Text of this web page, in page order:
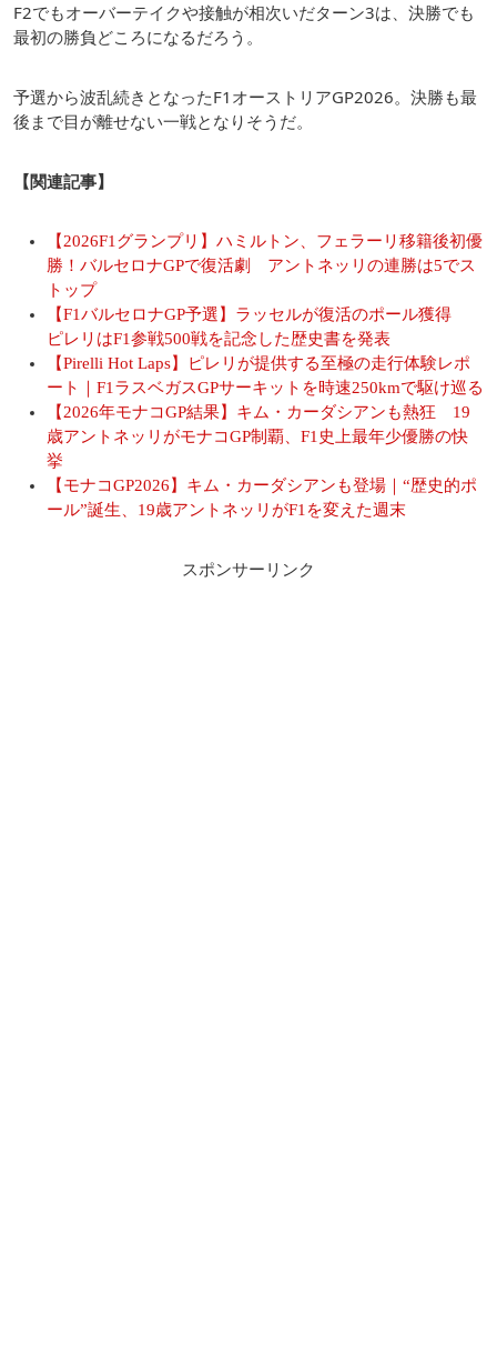
F2でもオーバーテイクや接触が相次いだターン3は、決勝でも
最初の勝負どころになるだろう。
予選から波乱続きとなったF1オーストリアGP2026。決勝も最
後まで目が離せない一戦となりそうだ。
【関連記事】
【2026F1グランプリ】ハミルトン、フェラーリ移籍後初優
勝！バルセロナGPで復活劇 アントネッリの連勝は5でス
トップ
【F1バルセロナGP予選】ラッセルが復活のポール獲得
ピレリはF1参戦500戦を記念した歴史書を発表
【Pirelli Hot Laps】ピレリが提供する至極の走行体験レポ
ート｜F1ラスベガスGPサーキットを時速250kmで駆け巡る
【2026年モナコGP結果】キム・カーダシアンも熱狂 19
歳アントネッリがモナコGP制覇、F1史上最年少優勝の快
挙
【モナコGP2026】キム・カーダシアンも登場｜“歴史的ポ
ール”誕生、19歳アントネッリがF1を変えた週末
スポンサーリンク